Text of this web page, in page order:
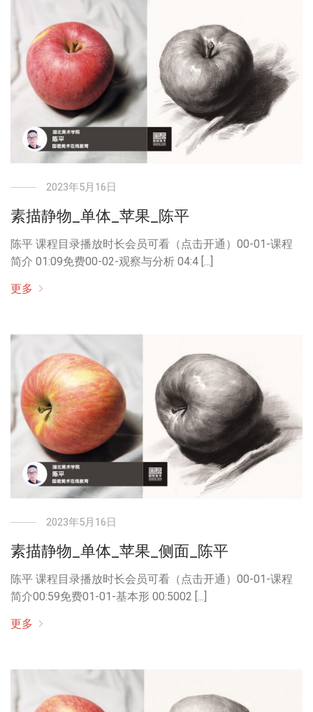
2023年5月16日
素描静物_单体_苹果_陈平
陈平 课程目录播放时长会员可看（点击开通）00-01-课程
简介 01:09免费00-02-观察与分析 04:4 [...]
更多
2023年5月16日
素描静物_单体_苹果_侧面_陈平
陈平 课程目录播放时长会员可看（点击开通）00-01-课程
简介00:59免费01-01-基本形 00:5002 [...]
更多